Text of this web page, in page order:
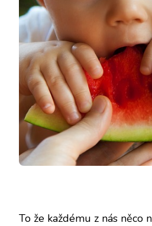
To že každému z nás něco